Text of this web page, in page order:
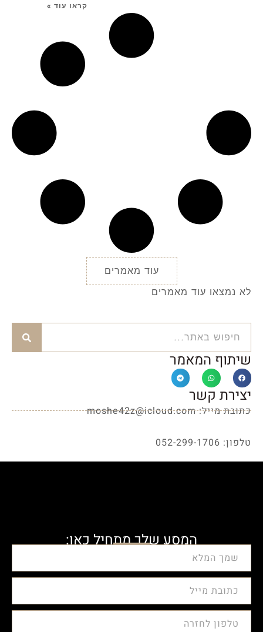
קראו עוד »
עוד מאמרים
לא נמצאו עוד מאמרים
יצירת קשר
כתובת מייל: moshe42z@icloud.com
טלפון: 052-299-1706
שיתוף המאמר
המסע שלך מתחיל כאן: